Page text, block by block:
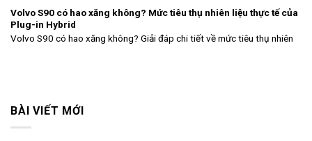
Volvo S90 có hao xăng không? Mức tiêu thụ nhiên liệu thực tế của
Plug-in Hybrid
Volvo S90 có hao xăng không? Giải đáp chi tiết về mức tiêu thụ nhiên
BÀI VIẾT MỚI